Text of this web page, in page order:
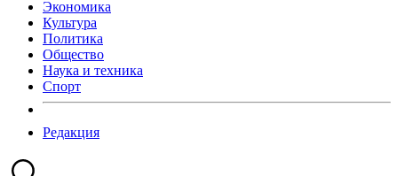
Экономика
Культура
Политика
Общество
Наука и техника
Спорт
Редакция